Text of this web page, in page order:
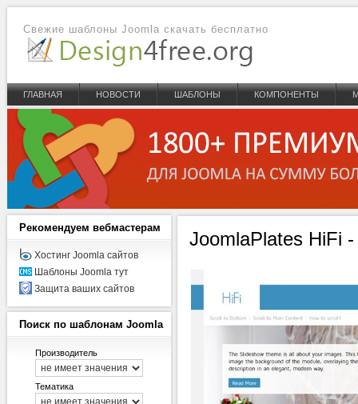
Свежие шаблоны Joomla скачать бесплатно
ГЛАВНАЯ НОВОСТИ ШАБЛОНЫ КОМПОНЕНТЫ
JoomlaPlates HiFi
Рекомендуем вебмастерам
Хостинг Joomla сайтов
Шаблоны Joomla тут
Защита ваших сайтов
Поиск по шаблонам Joomla
Производитель
Тематика